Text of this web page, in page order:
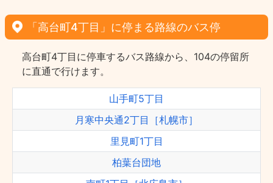
「高台町4丁目」に停まる路線のバス停
高台町4丁目に停車するバス路線から、104の停留所
に直通で行けます。
山手町5丁目
月寒中央通2丁目［札幌市］
里見町1丁目
柏葉台団地